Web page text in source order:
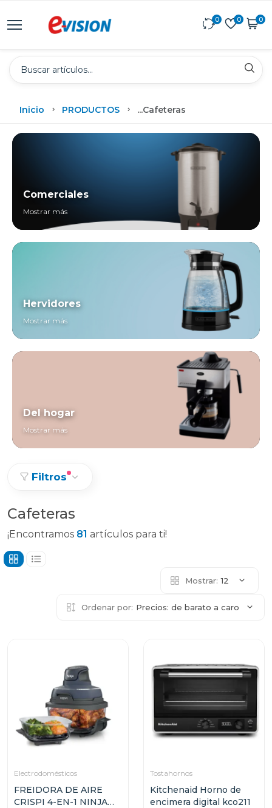
0 0 0
Inicio PRODUCTOS ...Cafeteras
Comerciales
Mostrar más
Hervidores
Mostrar más
Del hogar
Mostrar más
Filtros
Cafeteras
¡Encontramos 81 artículos para ti!
Mostrar: 12
Ordenar por: Precios: de barato a caro
Electrodomésticos
FREIDORA DE AIRE
CRISPI 4-EN-1 NINJA
Tostahornos
Kitchenaid Horno de
encimera digital kco211